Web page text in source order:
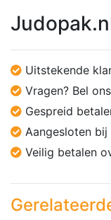
Uitstekende
Vragen? Bel
Gespreid
Aangesloten bij
Veilig betalen